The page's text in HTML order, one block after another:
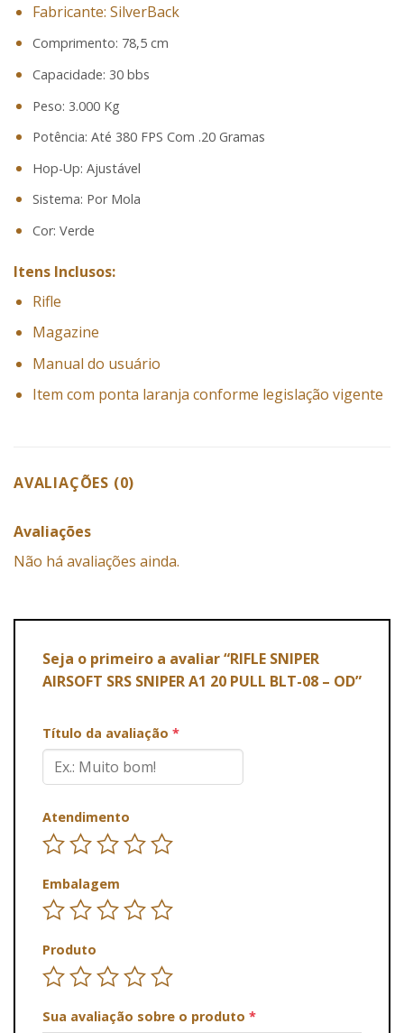
Fabricante: SilverBack
Comprimento: 78,5 cm
Capacidade: 30 bbs
Peso: 3.000 Kg
Potência: Até 380 FPS Com .20 Gramas
Hop-Up: Ajustável
Sistema: Por Mola
Cor: Verde
Itens Inclusos:
Rifle
Magazine
Manual do usuário
Item com ponta laranja conforme legislação vigente
AVALIAÇÕES (0)
Avaliações
Não há avaliações ainda.
Seja o primeiro a avaliar “RIFLE SNIPER
AIRSOFT SRS SNIPER A1 20 PULL BLT-08 – OD”
Título da avaliação *
Atendimento
Embalagem
Produto
Sua avaliação sobre o produto *